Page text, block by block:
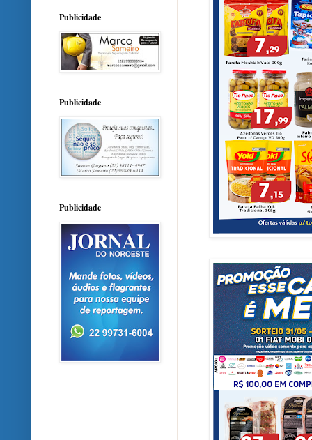
Publicidade
Publicidade
Publicidade